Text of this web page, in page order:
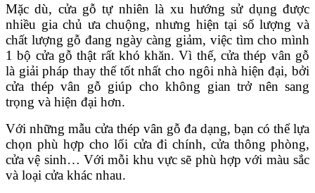
Mặc dù, cửa gỗ tự nhiên là xu hướng sử dụng được
nhiều gia chủ ưa chuộng, nhưng hiện tại số lượng và
chất lượng gỗ đang ngày càng giảm, việc tìm cho mình
1 bộ cửa gỗ thật rất khó khăn. Vì thế, cửa thép vân gỗ
là giải pháp thay thế tốt nhất cho ngôi nhà hiện đại, bởi
cửa thép vân gỗ giúp cho không gian trở nên sang
trọng và hiện đại hơn.
Với những mẫu cửa thép vân gỗ đa dạng, bạn có thể lựa
chọn phù hợp cho lối cửa đi chính, cửa thông phòng,
cửa vệ sinh… Với mỗi khu vực sẽ phù hợp với màu sắc
và loại cửa khác nhau.